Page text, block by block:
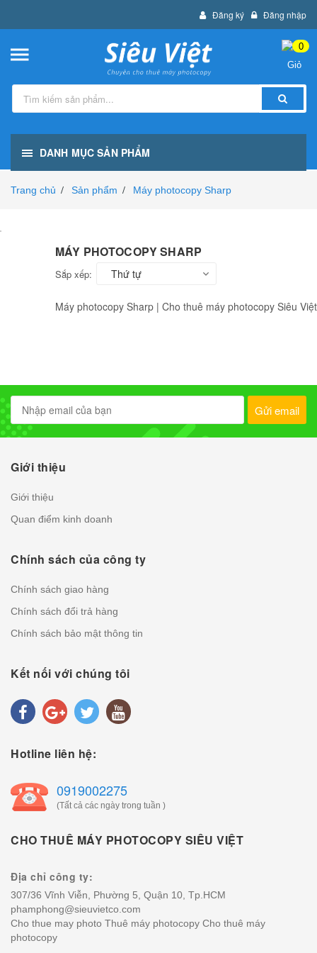
Đăng ký Đăng nhập
0
DANH MỤC SẢN PHẨM
Trang chủ / Sản phẩm / Máy photocopy Sharp
MÁY PHOTOCOPY SHARP
Sắp xếp: Thứ tự
Máy photocopy Sharp | Cho thuê máy photocopy Siêu Việt
Gửi email
Giới thiệu
Giới thiệu
Quan điểm kinh doanh
Chính sách của công ty
Chính sách giao hàng
Chính sách đổi trả hàng
Chính sách bảo mật thông tin
Kết nối với chúng tôi
Hotline liên hệ:
0919002275
(Tất cả các ngày trong tuần )
CHO THUÊ MÁY PHOTOCOPY SIÊU VIỆT
Địa chỉ công ty:
307/36 Vĩnh Viễn, Phường 5, Quận 10, Tp.HCM
phamphong@sieuvietco.com
Cho thue may photo Thuê máy photocopy Cho thuê máy
photocopy